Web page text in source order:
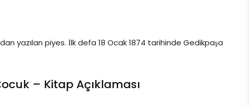
yazılan piyes. İlk defa 18 Ocak 1874 tarihinde Gedikpaşa
– Kitap Açıklaması